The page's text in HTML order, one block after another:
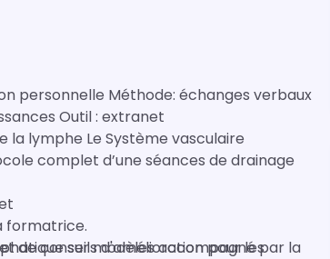
Présentation de l'équipe pédagogique et présentation personnelle Méthode: échanges verbaux
Evaluation de pré-formation + Evaluation de connaissances Outil : extranet
la lymphe Le Système vasculaire
formatrice.